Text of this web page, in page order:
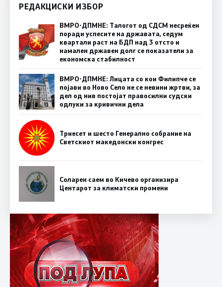
РЕДАКЦИСКИ ИЗБОР
ВМРО-ДПМНЕ: Талогот од СДСМ несреќен
поради успесите на државата, седум
квартали раст на БДП над 3 отсто и
намален државен долг се показатели за
економска стабилност
ВМРО-ДПМНЕ: Лицата со кои Филипче се
појави во Ново Село не се невини жртви, за
дел од нив постојат правосилни судски
одлуки за кривични дела
Триесет и шесто Генерално собрание на
Светскиот македонски конгрес
Соларен саем во Кичево организира
Центарот за климатски промени